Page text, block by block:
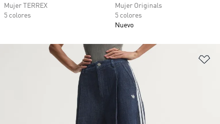
Mujer TERREX
5 colores
Mujer Originals
5 colores
Nuevo